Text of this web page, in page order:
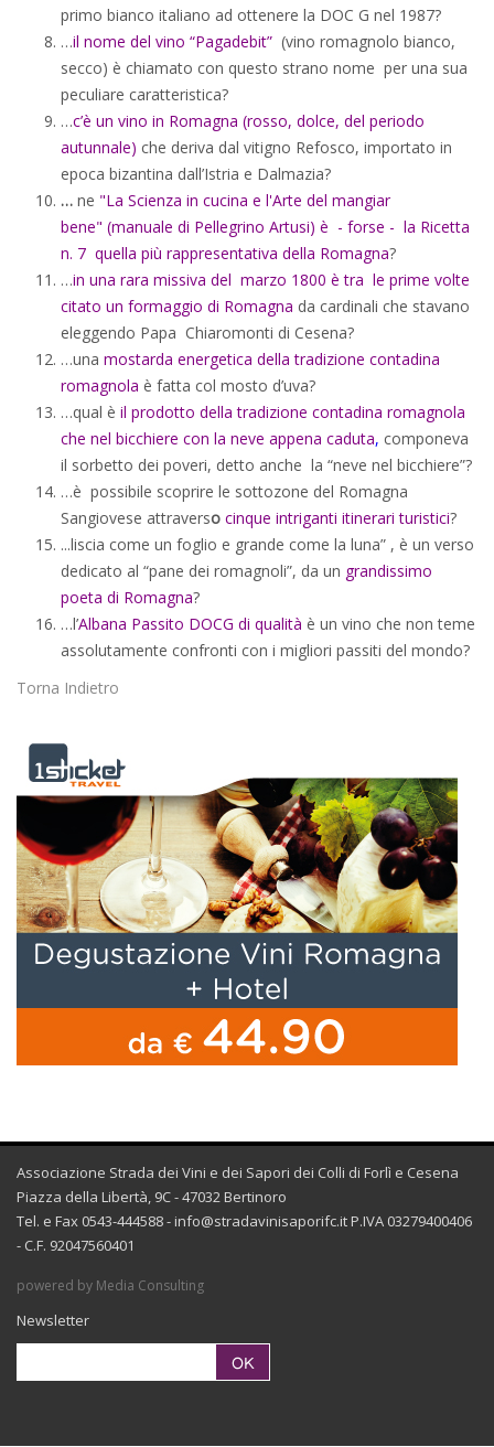
primo bianco italiano ad ottenere la DOC G nel 1987?
…il nome del vino “Pagadebit” (vino romagnolo bianco,
secco) è chiamato con questo strano nome per una sua
peculiare caratteristica?
…c’è un vino in Romagna (rosso, dolce, del periodo
autunnale) che deriva dal vitigno Refosco, importato in
epoca bizantina dall’Istria e Dalmazia?
… ne "La Scienza in cucina e l'Arte del mangiar
bene" (manuale di Pellegrino Artusi) è - forse - la Ricetta
n. 7 quella più rappresentativa della Romagna?
…in una rara missiva del marzo 1800 è tra le prime volte
citato un formaggio di Romagna da cardinali che stavano
eleggendo Papa Chiaromonti di Cesena?
…una mostarda energetica della tradizione contadina
romagnola è fatta col mosto d’uva?
…qual è il prodotto della tradizione contadina romagnola
che nel bicchiere con la neve appena caduta, componeva
il sorbetto dei poveri, detto anche la “neve nel bicchiere”?
…è possibile scoprire le sottozone del Romagna
Sangiovese attraverso cinque intriganti itinerari turistici?
...liscia come un foglio e grande come la luna” , è un verso
dedicato al “pane dei romagnoli”, da un grandissimo
poeta di Romagna?
…l’Albana Passito DOCG di qualità è un vino che non teme
assolutamente confronti con i migliori passiti del mondo?
Torna Indietro
Associazione Strada dei Vini e dei Sapori dei Colli di Forlì e Cesena
Piazza della Libertà, 9C - 47032 Bertinoro
Tel. e Fax 0543-444588 - info@stradavinisaporifc.it P.IVA 03279400406
- C.F. 92047560401
powered by Media Consulting
Newsletter